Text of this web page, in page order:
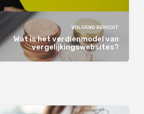
VOLGEND BERICHT
Wat is het verdienmodel van
vergelijkingswebsites?